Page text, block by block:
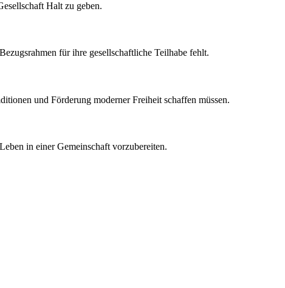
Halt zu geben.
für ihre gesellschaftliche Teilhabe fehlt.
und Förderung moderner Freiheit schaffen müssen.
in einer Gemeinschaft vorzubereiten.